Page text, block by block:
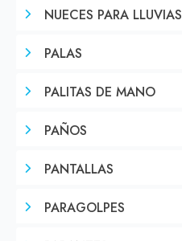
NUECES PARA LLUVIAS
PALAS
PALITAS DE MANO
PAÑOS
PANTALLAS
PARAGOLPES